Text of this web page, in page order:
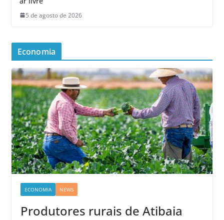
5 de agosto de 2026
Economia
ECONOMIA NEWS
Produtores rurais de Atibaia